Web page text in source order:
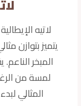
لاتيه
يتميز بتوازن
المبخر
لمسة من
المثالي